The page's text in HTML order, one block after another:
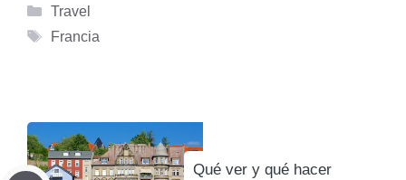
Categorías
Travel
Etiquetas
Francia
Qué ver y qué hacer